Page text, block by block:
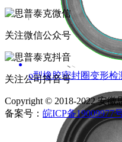
o型橡胶密封圈变形
关注微信公众号
关注公司抖音号
Copyright © 2018-2022 安
备案号： 皖ICP备19009977